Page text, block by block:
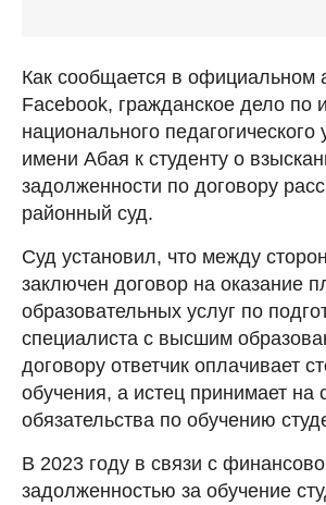
Как сообщается в официальном
Facebook, гражданское дело по
национального педагогического
имени Абая к студенту о
задолженности по договору
районный суд.
Суд установил, что между
заключен договор на оказание
образовательных услуг по
специалиста с высшим
договору ответчик оплачивает
обучения, а истец принимает на
обязательства по обучению
В 2023 году в связи с
задолженностью за обучение